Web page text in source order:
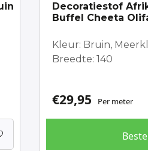
Decoratiestof
Buffel Cheeta
Kleur: Bruin,
Breedte: 140
€29,95 Per meter